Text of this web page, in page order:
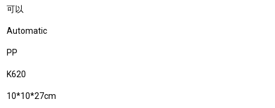
可以
Automatic
PP
K620
10*10*27cm